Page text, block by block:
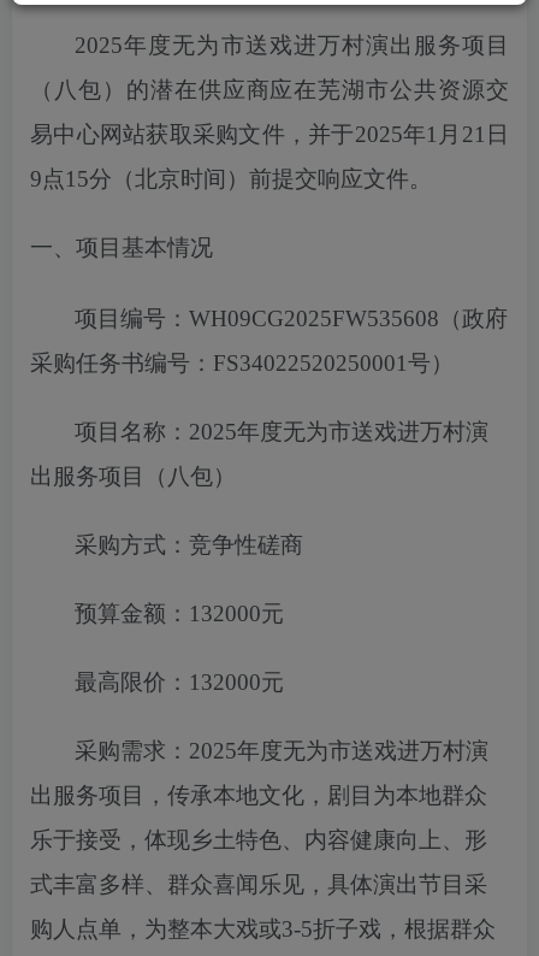
2025年度无为市送戏进万村演出服务项目
（八包） 的潜在供应商应在芜湖市公共资源交
易中心网站获取采购文件， 并于2025年1 月 21 日
9点15分 （北京时间）前提交响应文件。
一、项目基本情况
项目编号：WH09CG2025FW535608 （政府
采购任务书编号： FS34022520250001号）
项目名称： 2025年度无为市送戏进万村演
出服务项目（八包）
采购方式：竞争性磋商
预算金额： 132000元
最高限价： 132000元
采购需求： 2025年度无为市送戏进万村演
出服务项目
， 传承本地文化，剧目为本地群众
乐于接受，体现乡土特色、内容健康向上、形
式丰富多样、群众喜闻乐见，具体演出节目采
购人点单，为整本大戏或3-5折子戏，根据群众